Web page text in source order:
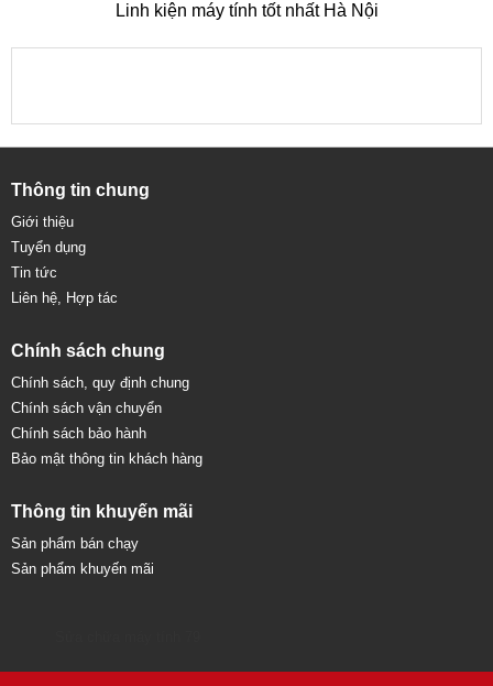
Linh kiện máy tính tốt nhất Hà Nội
Thông tin chung
Giới thiệu
Tuyển dụng
Tin tức
Liên hệ, Hợp tác
Chính sách chung
Chính sách, quy định chung
Chính sách vận chuyển
Chính sách bảo hành
Bảo mật thông tin khách hàng
Thông tin khuyến mãi
Sản phẩm bán chạy
Sản phẩm khuyến mãi